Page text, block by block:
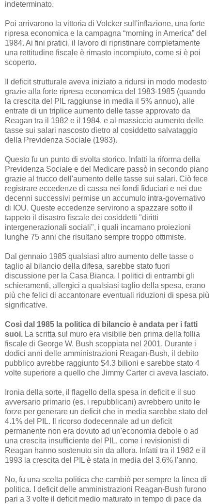
indeterminato.
Poi arrivarono la vittoria di Volcker sull'inflazione, una forte
ripresa economica e la campagna “morning in America” del
1984. Ai fini pratici, il lavoro di ripristinare completamente
una rettitudine fiscale è rimasto incompiuto, come si è poi
scoperto.
Il deficit strutturale aveva iniziato a ridursi in modo modesto
grazie alla forte ripresa economica del 1983-1985 (quando
la crescita del PIL raggiunse in media il 5% annuo), alle
entrate di un triplice aumento delle tasse approvato da
Reagan tra il 1982 e il 1984, e al massiccio aumento delle
tasse sui salari nascosto dietro al cosiddetto salvataggio
della Previdenza Sociale (1983).
Questo fu un punto di svolta storico. Infatti la riforma della
Previdenza Sociale e del Medicare passò in secondo piano
grazie al trucco dell'aumento delle tasse sui salari. Ciò fece
registrare eccedenze di cassa nei fondi fiduciari e nei due
decenni successivi permise un accumulo intra-governativo
di IOU. Queste eccedenze servirono a spazzare sotto il
tappeto il disastro fiscale dei cosiddetti "diritti
intergenerazionali sociali", i quali incarnano proiezioni
lunghe 75 anni che risultano sempre troppo ottimiste.
Dal gennaio 1985 qualsiasi altro aumento delle tasse o
taglio al bilancio della difesa, sarebbe stato fuori
discussione per la Casa Bianca. I politici di entrambi gli
schieramenti, allergici a qualsiasi taglio della spesa, erano
più che felici di accantonare eventuali riduzioni di spesa più
significative.
Così dal 1985 la politica di bilancio è andata per i fatti
suoi. La scritta sul muro era visibile ben prima della follia
fiscale di George W. Bush scoppiata nel 2001. Durante i
dodici anni delle amministrazioni Reagan-Bush, il debito
pubblico avrebbe raggiunto $4.3 bilioni e sarebbe stato 4
volte superiore a quello che Jimmy Carter ci aveva lasciato.
Ironia della sorte, il flagello della spesa in deficit e il suo
avversario primario (es. i repubblicani) avrebbero unito le
forze per generare un deficit che in media sarebbe stato del
4.1% del PIL. Il ricorso dodecennale ad un deficit
permanente non era dovuto ad un'economia debole o ad
una crescita insufficiente del PIL, come i revisionisti di
Reagan hanno sostenuto sin da allora. Infatti tra il 1982 e il
1993 la crescita del PIL è stata in media del 3.6% l'anno.
No, fu una scelta politica che cambiò per sempre la linea di
politica. I deficit delle amministrazioni Reagan-Bush furono
pari a 3 volte il deficit medio maturato in tempo di pace da